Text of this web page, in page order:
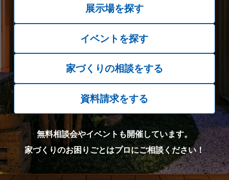
展示場を探す
イベントを探す
家づくりの相談をする
資料請求をする
無料相談会やイベントも開催しています。
家づくりのお困りごとはプロにご相談ください！